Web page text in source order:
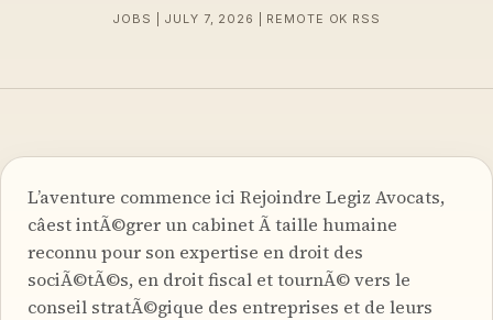
JOBS | JULY 7, 2026 | REMOTE OK RSS
L’aventure commence ici Rejoindre Legiz Avocats,
câest intÃ©grer un cabinet Ã taille humaine
reconnu pour son expertise en droit des
sociÃ©tÃ©s, en droit fiscal et tournÃ© vers le
conseil stratÃ©gique des entreprises et de leurs